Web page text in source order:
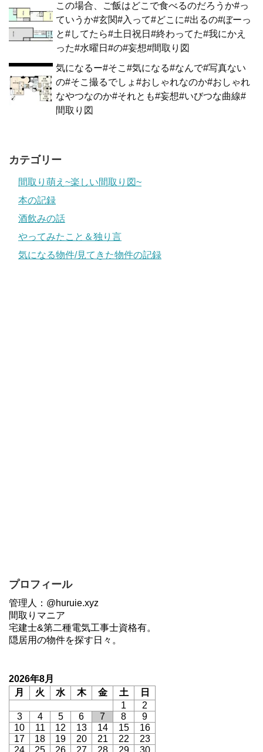
この場合、ご飯はどこで食べるのだろうか#っ
ていうか#玄関#入って#どこに#出るの#ぼーっ
と#してたら#土日祝日#終わってた#我にかえ
った#水曜日#の#妄想#間取り図
気になるー#そこ#気になる#なんで#写真ない
の#そこ撮るでしょ#おしゃれなのか#おしゃれ
なやつなのか#それとも#妄想#いびつな曲線#
間取り図
カテゴリー
間取り萌え~楽しい間取り図~
本の記録
酒飲みの話
やってみたこと＆独り言
気になる物件/見てきた物件の記録
プロフィール
管理人：@huruie.xyz
間取りマニア
宅建士&第二種電気工事士資格有。
隠居用の物件を探す日々。
2026年8月
月
火 水 木 金 土
日
1
2
3
4 5 6 7 8
9
10
11 12 13 14 15
16
17
18 19 20 21 22
23